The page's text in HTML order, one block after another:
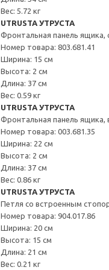
Вес: 5.72 кг
UTRUSTA УТРУСТА
Фронтальная панель ящика,
Номер товара: 803.681.41
Ширина: 15 см
Высота: 2 см
Длина: 37 см
Вес: 0.59 кг
UTRUSTA УТРУСТА
Фронтальная панель ящика,
Номер товара: 003.681.35
Ширина: 22 см
Высота: 2 см
Длина: 37 см
Вес: 0.86 кг
UTRUSTA УТРУСТА
Петля со встроенным
Номер товара: 904.017.86
Ширина: 20 см
Высота: 15 см
Длина: 21 см
Вес: 0.21 кг